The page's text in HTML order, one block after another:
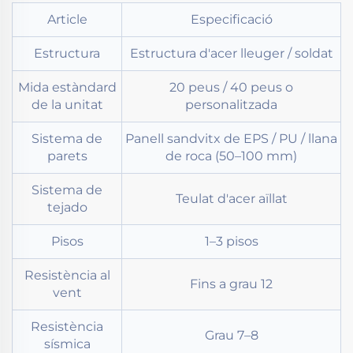
Article Especificació
Estructura Estructura d'acer lleuger / soldat
Mida estàndard
de la unitat
20 peus / 40 peus o
personalitzada
Sistema de
parets
Panell sandvitx de EPS / PU / llana
de roca (50–100 mm)
Sistema de
tejado
Teulat d'acer aïllat
Pisos 1–3 pisos
Resistència al
vent
Fins a grau 12
Resistència
sísmica
Grau 7–8